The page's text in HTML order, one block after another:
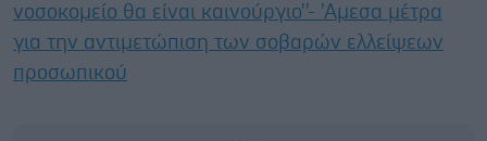
νοσοκομείο θα είναι καινούργιο''- 'Αμεσα μέτρα
για την αντιμετώπιση των σοβαρών ελλείψεων
προσωπικού